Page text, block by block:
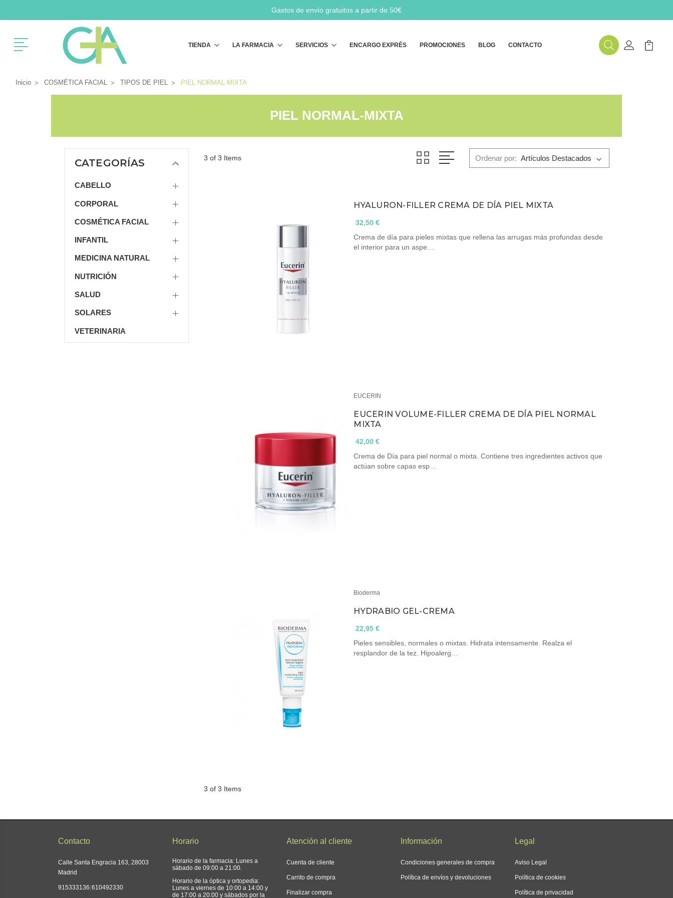
Gastos de envío gratuitos a partir de 50€
Menú TIENDA LA FARMACIA SERVICIOS ENCARGO EXPRÉS PROMOCIONES BLOG CONTACTO BuscarMi Cuenta
Mi
Inicio COSMÉTICA FACIAL TIPOS DE PIEL PIEL NORMAL-MIXTA
PIEL NORMAL-MIXTA
CATEGORÍAS
CABELLO
CORPORAL
COSMÉTICA FACIAL
INFANTIL
MEDICINA NATURAL
NUTRICIÓN
SALUD
SOLARES
VETERINARIA
3 of 3 Items Ordenar por:
HYALURON-FILLER CREMA DE DÍA PIEL MIXTA
32,50 €
Crema de día para pieles mixtas que rellena las arrugas más profundas desde
el interior para un aspe…
EUCERIN
EUCERIN VOLUME-FILLER CREMA DE DÍA PIEL NORMAL
MIXTA
42,00 €
Crema de Día para piel normal o mixta. Contiene tres ingredientes activos que
actúan sobre capas esp…
Bioderma
HYDRABIO GEL-CREMA
22,95 €
Pieles sensibles, normales o mixtas. Hidrata intensamente. Realza el
resplandor de la tez. Hipoalerg…
3 of 3 Items
Contacto
Calle Santa Engracia 163, 28003
Madrid
915333136|610492330
Horario
Horario de la farmacia: Lunes a
sábado de 09:00 a 21:00.
Horario de la óptica y ortopedia:
Lunes a viernes de 10:00 a 14:00 y
de 17:00 a 20:00 y sábados por la
Atención al cliente
Cuenta de cliente
Carrito de compra
Finalizar compra
Información
Condiciones generales de compra
Política de envíos y devoluciones
Legal
Aviso Legal
Política de cookies
Política de privacidad